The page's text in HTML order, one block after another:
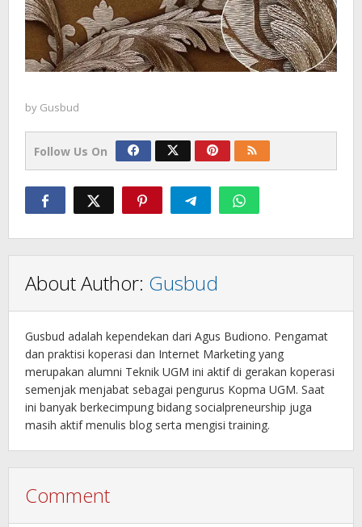
by Gusbud
Follow Us On
About Author: Gusbud
Gusbud adalah kependekan dari Agus Budiono. Pengamat
dan praktisi koperasi dan Internet Marketing yang
merupakan alumni Teknik UGM ini aktif di gerakan koperasi
semenjak menjabat sebagai pengurus Kopma UGM. Saat
ini banyak berkecimpung bidang socialpreneurship juga
masih aktif menulis blog serta mengisi training.
Comment